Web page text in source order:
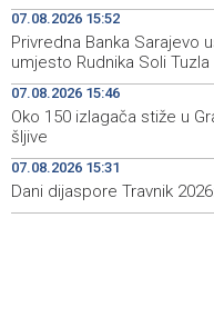
19:00 Najave događaja za
18:58
Fire breaks out
firefighters and Air
18:55
Zelenski
Vučićem
07.08.2026 15:52
Privredna Banka Sarajevo
umjesto Rudnika Soli Tuzla
07.08.2026 15:46
Oko 150 izlagača stiže u
šljive
07.08.2026 15:31
Dani dijaspore Travnik